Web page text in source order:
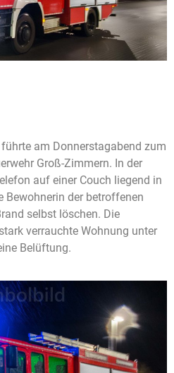
am Donnerstagabend zum
Groß-Zimmern. In der
auf einer Couch liegend in
Bewohnerin der betroffenen
selbst löschen. Die
verrauchte Wohnung unter
Belüftung.